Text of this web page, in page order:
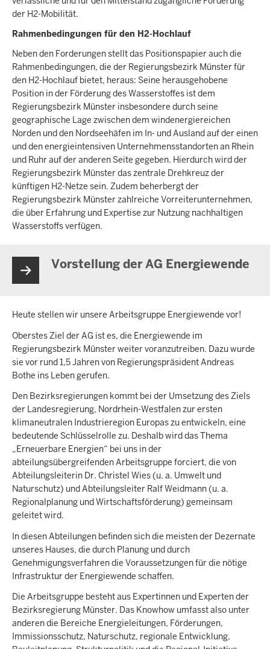
der H2-Mobilität.
Rahmenbedingungen für den H2-Hochlauf
Neben den Forderungen stellt das Positionspapier auch die
Rahmenbedingungen, die der Regierungsbezirk Münster für
den H2-Hochlauf bietet, heraus: Seine herausgehobene
Position in der Förderung des Wasserstoffes ist dem
Regierungsbezirk Münster insbesondere durch seine
geographische Lage zwischen dem windenergiereichen
Norden und den Nordseehäfen im In- und Ausland auf der einen
und den energieintensiven Unternehmensstandorten an Rhein
und Ruhr auf der anderen Seite gegeben. Hierdurch wird der
Regierungsbezirk Münster das zentrale Drehkreuz der
künftigen H2-Netze sein. Zudem beherbergt der
Regierungsbezirk Münster zahlreiche Vorreiterunternehmen,
die über Erfahrung und Expertise zur Nutzung nachhaltigen
Wasserstoffs verfügen.
Vorstellung der AG Energiewende
Heute stellen wir unsere Arbeitsgruppe Energiewende vor!
Oberstes Ziel der AG ist es, die Energiewende im
Regierungsbezirk Münster weiter voranzutreiben. Dazu wurde
sie vor rund 1,5 Jahren von Regierungspräsident Andreas
Bothe ins Leben gerufen.
Den Bezirksregierungen kommt bei der Umsetzung des Ziels
der Landesregierung, Nordrhein-Westfalen zur ersten
klimaneutralen Industrieregion Europas zu entwickeln, eine
bedeutende Schlüsselrolle zu. Deshalb wird das Thema
„Erneuerbare Energien“ bei uns in der
abteilungsübergreifenden Arbeitsgruppe forciert, die von
Abteilungsleiterin Dr. Christel Wies (u. a. Umwelt und
Naturschutz) und Abteilungsleiter Ralf Weidmann (u. a.
Regionalplanung und Wirtschaftsförderung) gemeinsam
geleitet wird.
In diesen Abteilungen befinden sich die meisten der Dezernate
unseres Hauses, die durch Planung und durch
Genehmigungsverfahren die Voraussetzungen für die nötige
Infrastruktur der Energiewende schaffen.
Die Arbeitsgruppe besteht aus Expertinnen und Experten der
Bezirksregierung Münster. Das Knowhow umfasst also unter
anderen die Bereiche Energieleitungen, Förderungen,
Immissionsschutz, Naturschutz, regionale Entwicklung,